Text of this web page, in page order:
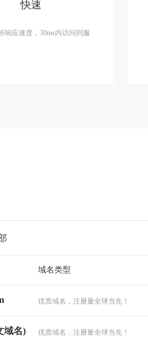
快速
响应速度，30ms内访问到服
域名类型
优质域名，注册量全球当先！
域名) 优质域名，注册量全球当先！